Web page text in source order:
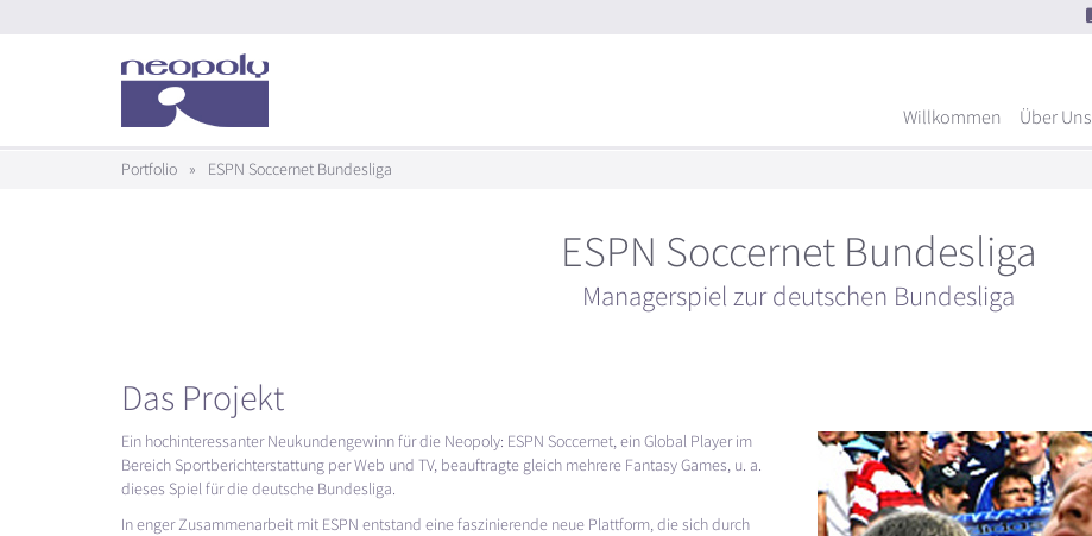
Willkommen Über Uns
Portfolio » ESPN Soccernet Bundesliga
ESPN Soccernet Bundesliga
Managerspiel zur deutschen Bundesliga
Das Projekt
Ein hochinteressanter Neukundengewinn für die Neopoly: ESPN Soccernet, ein Global Player im
Bereich Sportberichterstattung per Web und TV, beauftragte gleich mehrere Fantasy Games, u. a.
dieses Spiel für die deutsche Bundesliga.
In enger Zusammenarbeit mit ESPN entstand eine faszinierende neue Plattform, die sich durch